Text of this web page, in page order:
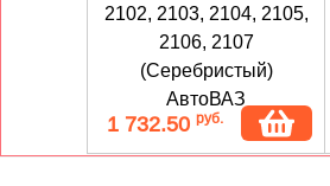
2102, 2103, 2104, 2105,
2106, 2107
(Серебристый)
АвтоВАЗ
1 732.50 руб.